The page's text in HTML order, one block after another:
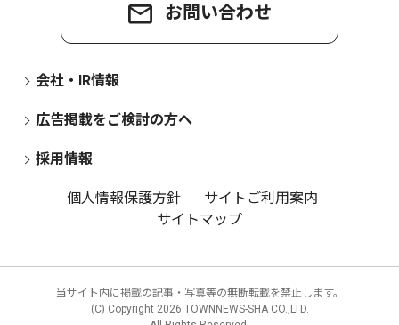
お問い合わせ
会社・IR情報
広告掲載をご検討の方へ
採用情報
個人情報保護方針
サイトご利用案内
サイトマップ
当サイト内に掲載の記事・写真等の無断転載を禁止します。
(C) Copyright 2026 TOWNNEWS-SHA CO.,LTD.